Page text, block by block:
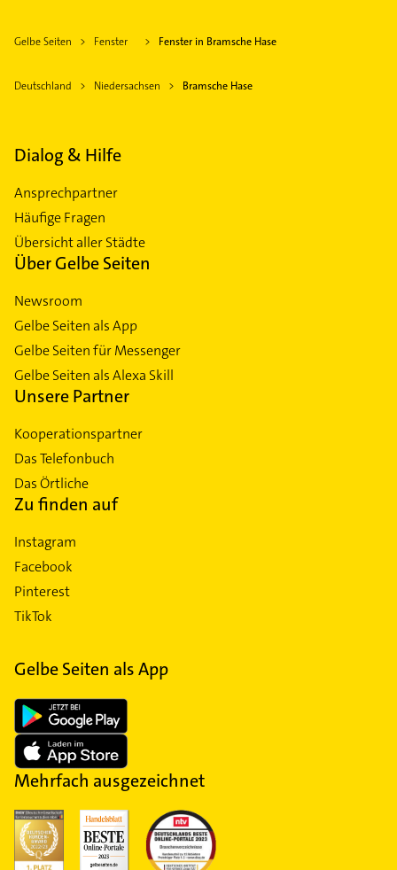
Gelbe Seiten Fenster Fenster in Bramsche Hase
Deutschland Niedersachsen Bramsche Hase
Dialog & Hilfe
Ansprechpartner
Häufige Fragen
Übersicht aller Städte
Über Gelbe Seiten
Newsroom
Gelbe Seiten als App
Gelbe Seiten für Messenger
Gelbe Seiten als Alexa Skill
Unsere Partner
Kooperationspartner
Das Telefonbuch
Das Örtliche
Zu finden auf
Instagram
Facebook
Pinterest
TikTok
Gelbe Seiten als App
Mehrfach ausgezeichnet